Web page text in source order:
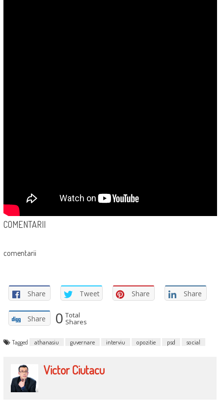
COMENTARII
comentarii
Share Tweet Share Share
Share 0 Total
Shares
Tagged athanasiu guvernare interviu opozitie psd social
Victor Ciutacu